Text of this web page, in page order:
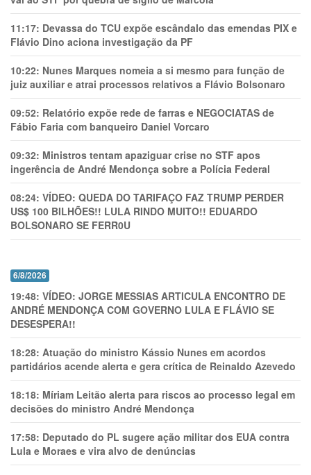
11:17: Devassa do TCU expõe escândalo das emendas PIX e
Flávio Dino aciona investigação da PF
10:22: Nunes Marques nomeia a si mesmo para função de
juiz auxiliar e atrai processos relativos a Flávio Bolsonaro
09:52: Relatório expõe rede de farras e NEGOCIATAS de
Fábio Faria com banqueiro Daniel Vorcaro
09:32: Ministros tentam apaziguar crise no STF apos
ingerência de André Mendonça sobre a Polícia Federal
08:24: VÍDEO: QUEDA DO TARIFAÇO FAZ TRUMP PERDER
US$ 100 BILHÕES!! LULA RINDO MUITO!! EDUARDO
BOLSONARO SE FERR0U
6/8/2026
19:48: VÍDEO: JORGE MESSIAS ARTICULA ENCONTRO DE
ANDRÉ MENDONÇA COM GOVERNO LULA E FLÁVIO SE
DESESPERA!!
18:28: Atuação do ministro Kássio Nunes em acordos
partidários acende alerta e gera crítica de Reinaldo Azevedo
18:18: Míriam Leitão alerta para riscos ao processo legal em
decisões do ministro André Mendonça
17:58: Deputado do PL sugere ação militar dos EUA contra
Lula e Moraes e vira alvo de denúncias